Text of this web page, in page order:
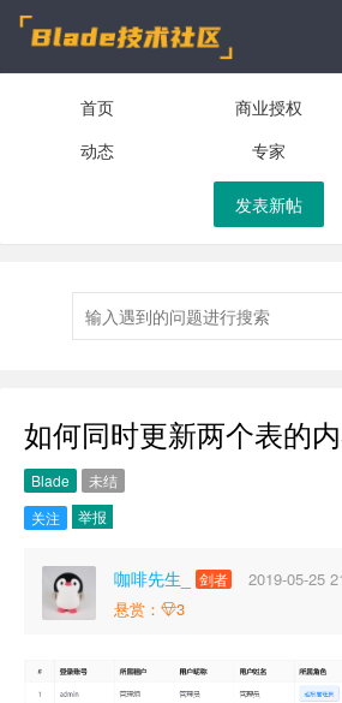
首页 商业授权
动态
专家
发表新帖
如何同时更新两个表的
Blade
未结
关注
举报
咖啡先生_ 剑者
2019-05-25
悬赏：
3